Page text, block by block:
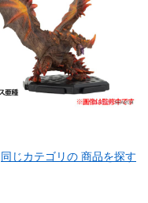
同じカテゴリの 商品を探す